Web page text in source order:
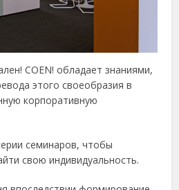
COEN! обладает знаниями,
этого своеобразия в
корпоративную
семинаров, чтобы
свою индивидуальность.